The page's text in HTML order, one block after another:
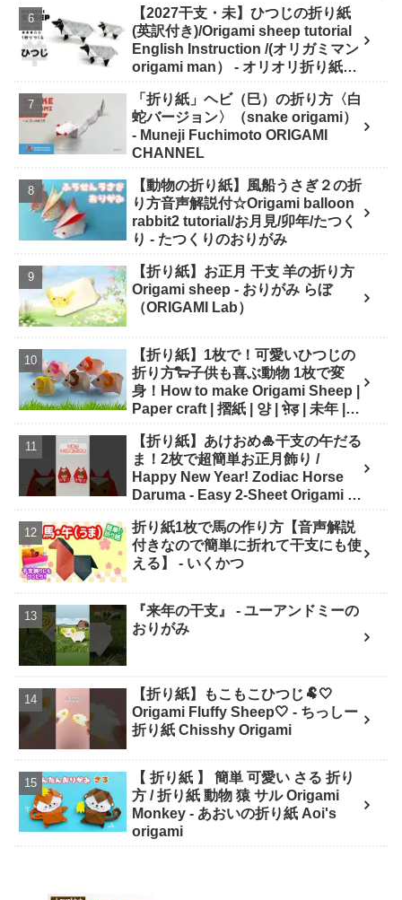
【2027干支・未】ひつじの折り紙
(英訳付き)/Origami sheep tutorial
English Instruction /(オリガミマン
origami man） - オリオリ折り紙マ
房あらき)
「折り紙」ヘビ（巳）の折り方〈白
蛇バージョン〉（snake origami）
- Muneji Fuchimoto ORIGAMI
CHANNEL
【動物の折り紙】風船うさぎ２の折
り方音声解説付☆Origami balloon
rabbit2 tutorial/お月見/卯年/たつく
り - たつくりのおりがみ
【折り紙】お正月 干支 羊の折り方
Origami sheep - おりがみ らぼ
（ORIGAMI Lab）
【折り紙】1枚で！可愛いひつじの
折り方🐑子供も喜ぶ動物 1枚で変
身！How to make Origami Sheep |
Paper craft | 摺紙 | 양 | भे़ड़ | 未年 |
【折り紙】あけおめ🎍干支の午だる
ま！2枚で超簡単お正月飾り /
Happy New Year! Zodiac Horse
Daruma - Easy 2-Sheet Origami -
折り紙1枚で馬の作り方【音声解説
付きなので簡単に折れて干支にも使
える】 - いくかつ
『来年の干支』 - ユーアンドミーの
おりがみ
【折り紙】もこもこひつじ🐏🤍
Origami Fluffy Sheep🤍 - ちっしー
折り紙 Chisshy Origami
【 折り紙 】 簡単 可愛い さる 折り
方 / 折り紙 動物 猿 サル Origami
Monkey - あおいの折り紙 Aoi's
origami